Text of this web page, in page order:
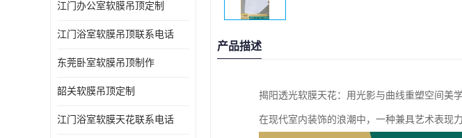
江门办公室软膜吊顶定制
江门浴室软膜吊顶联系电话
东莞卧室软膜吊顶制作
韶关软膜吊顶定制
江门浴室软膜天花联系电话
产品描述
揭阳透光软膜天花：用光影与曲线重塑空间美
在现代室内装饰的浪潮中，一种兼具艺术表现